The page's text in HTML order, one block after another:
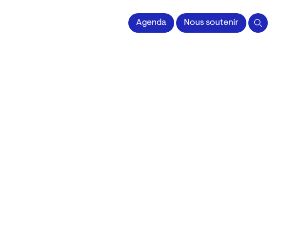
et de l'Image impriméeAgenda Nous soutenir